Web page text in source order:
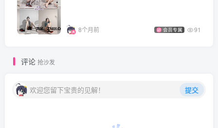
8个月前 会员专属 91
评论 抢沙发
欢迎您留下宝贵的见解！ 提交